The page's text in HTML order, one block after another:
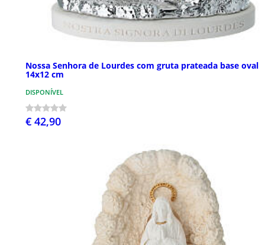
Nossa Senhora de Lourdes com gruta prateada base oval
14x12 cm
DISPONÍVEL
€ 42,90